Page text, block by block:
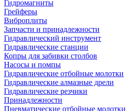
Гидромагниты
Грейферы
Виброплиты
Запчасти и принадлежности
Гидравлический инструмент
Гидравлические станции
Копры для забивки столбов
Насосы и помпы
Гидравлические отбойные молотки
Гидравлические алмазные дрели
Гидравлические резчики
Принадлежности
Пневматические отбойные молотки